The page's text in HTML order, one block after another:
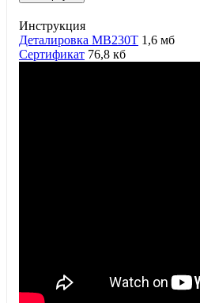
Инструкция
Деталировка MB230T 1,6 мб
Сертификат 76,8 кб